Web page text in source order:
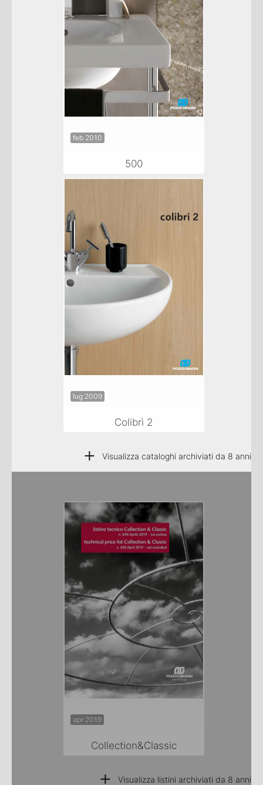
feb 2010
500
lug 2009
Colibrì 2
+ Visualizza cataloghi archiviati da 8 anni
apr 2019
Collection&Classic
+ Visualizza listini archiviati da 8 anni